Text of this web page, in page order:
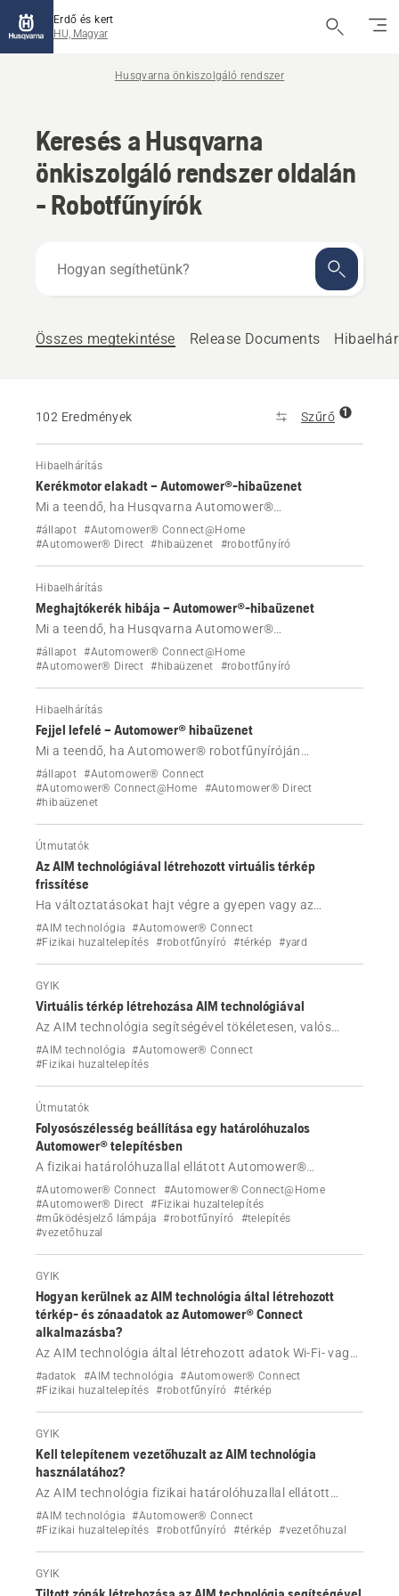
Erdő és kert
HU, Magyar
Husqvarna önkiszolgáló rendszer
Keresés a Husqvarna
önkiszolgáló rendszer oldalán
- Robotfűnyírók
segíthetünk?
Összes megtekintése Release Documents
102 Eredmények Szűrő 1
Hibaelhárítás
Kerékmotor elakadt – Automower®-hibaüzenet
Mi a teendő, ha Husqvarna Automower®
robotfűnyíróján megjelenik a „Kerékmotor elakadt”
hibaüzenet?
#állapot #Automower® Connect@Home
#Automower® Direct #hibaüzenet #robotfűnyíró
Hibaelhárítás
Meghajtókerék hibája – Automower®-hibaüzenet
Mi a teendő, ha Husqvarna Automower®
robotfűnyíróján megjelenik a „Meghajtókerék hibája”
hibaüzenet?
#állapot #Automower® Connect@Home
#Automower® Direct #hibaüzenet #robotfűnyíró
Hibaelhárítás
Fejjel lefelé – Automower® hibaüzenet
Mi a teendő, ha Automower® robotfűnyíróján
megjelenik a „Fejjel lefelé” hibaüzenet?
#állapot #Automower® Connect
#Automower® Connect@Home
#Automower® Direct
#hibaüzenet
Útmutatók
Az AIM technológiával létrehozott virtuális térkép
frissítése
Ha változtatásokat hajt végre a gyepen vagy az
Automower® rendszer fizikai határolóhuzallal és AIM
technológiával történő telepítésén, akkor létrehozhat
#AIM technológia
#Automower® Connect
#Fizikai huzaltelepítés #robotfűnyíró #térkép #yard
GYIK
Virtuális térkép létrehozása AIM technológiával
Az AIM technológia segítségével tökéletesen, valós
időben felügyelheti gyepét és Automower®
robotfűnyíróját határolóhuzalos telepítés esetén.
#AIM technológia
#Automower® Connect
#Fizikai huzaltelepítés
Útmutatók
Folyosószélesség beállítása egy határolóhuzalos
Automower® telepítésben
A fizikai határolóhuzallal ellátott Automower®
telepítésben a folyosószélességet a rendszer
automatikusan beállítja, de manuálisan is beállítható.
Tudja meg, hogyan.
#Automower® Connect
#Automower® Connect@Home
#Automower® Direct #Fizikai huzaltelepítés
#működésjelző lámpája
#robotfűnyíró
#telepítés
#vezetőhuzal
GYIK
Hogyan kerülnek az AIM technológia által létrehozott
térkép- és zónaadatok az Automower® Connect
alkalmazásba?
Az AIM technológia által létrehozott adatok Wi-Fi- vagy
mobilhálózati kapcsolaton keresztül kerülnek a fizikai
határolóhuzalos telepítésű Automower®
#adatok #AIM technológia #Automower® Connect
#Fizikai huzaltelepítés #robotfűnyíró #térkép
GYIK
Kell telepítenem vezetőhuzalt az AIM technológia
használatához?
Az AIM technológia fizikai határolóhuzallal ellátott
Automower® robotfűnyíró rendszerben vezetőhuzal
nélkül is működik, de nem lesz olyan hatékony.
#AIM technológia
#Automower® Connect
#Fizikai huzaltelepítés #robotfűnyíró #térkép #vezetőhuzal
GYIK